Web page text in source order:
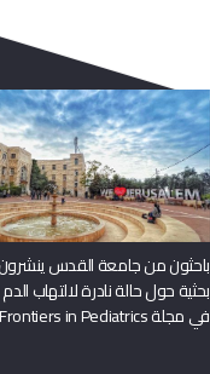
باحثون من جامعة القدس
بحثية حول حالة نادرة لالتهاب
في مجلة Frontiers in Pediatrics